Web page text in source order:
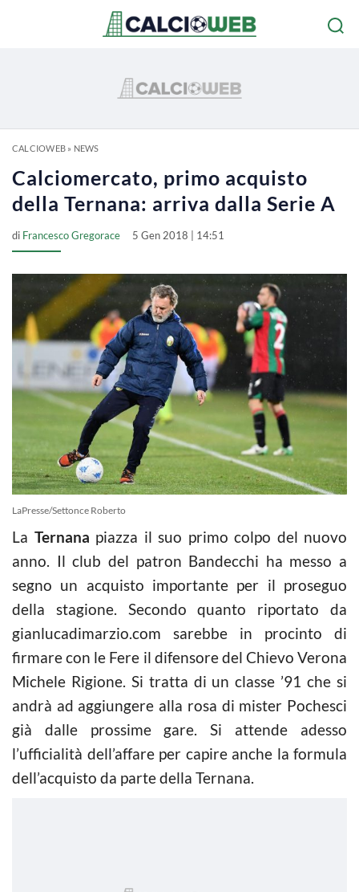
CALCIOWEB» NEWS
Calciomercato, primo acquisto
della Ternana: arriva dalla Serie A
di Francesco Gregorace 5 Gen 2018 | 14:51
LaPresse/Settonce Roberto
La Ternana piazza il suo primo colpo del nuovo
anno. Il club del patron Bandecchi ha messo a
segno un acquisto importante per il proseguo
della stagione. Secondo quanto riportato da
gianlucadimarzio.com sarebbe in procinto di
firmare con le Fere il difensore del Chievo Verona
Michele Rigione. Si tratta di un classe ’91 che si
andrà ad aggiungere alla rosa di mister Pochesci
già dalle prossime gare. Si attende adesso
l’ufficialità dell’affare per capire anche la formula
dell’acquisto da parte della Ternana.